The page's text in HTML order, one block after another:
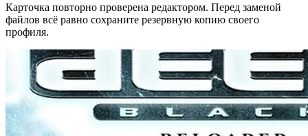
Карточка повторно проверена редактором. Перед заменой
файлов всё равно сохраните резервную копию своего
профиля.